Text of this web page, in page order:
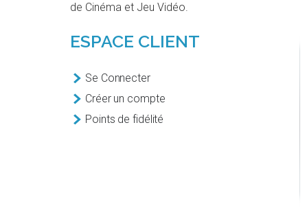
de Cinéma et Jeu Vidéo.
ESPACE CLIENT
Se Connecter
Créer un compte
Points de fidélité